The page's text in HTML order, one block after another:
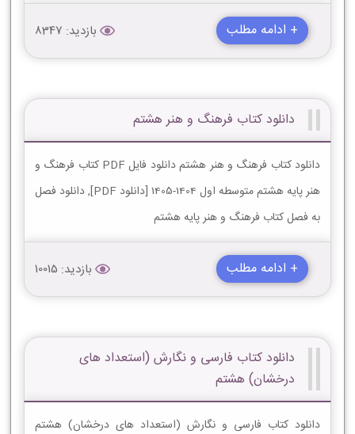
+ ادامه مطلب بازدید: 8347
دانلود کتاب فرهنگ و هنر هشتم
دانلود کتاب فرهنگ و هنر هشتم دانلود فایل PDF کتاب فرهنگ و
هنر پایه هشتم متوسطه اول 1404-1405 [دانلود PDF], دانلود فصل
به فصل کتاب فرهنگ و هنر پایه هشتم
+ ادامه مطلب بازدید: 10015
دانلود کتاب فارسی و نگارش (استعداد های
درخشان) هشتم
دانلود کتاب فارسی و نگارش (استعداد های درخشان) هشتم